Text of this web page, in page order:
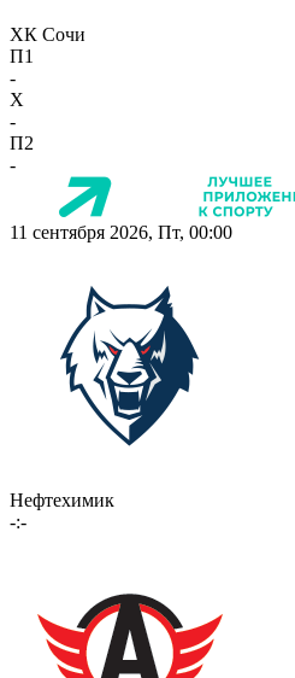
ХК Сочи
П1
-
X
-
П2
-
11 сентября 2026, Пт, 00:00
Нефтехимик
-:-